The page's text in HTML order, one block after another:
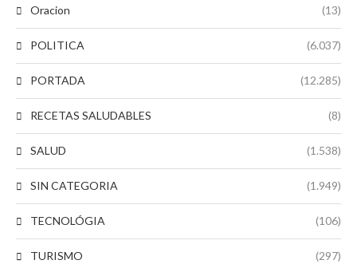
Oracion (13)
POLITICA (6.037)
PORTADA (12.285)
RECETAS SALUDABLES (8)
SALUD (1.538)
SIN CATEGORIA (1.949)
TECNOLÓGIA (106)
TURISMO (297)